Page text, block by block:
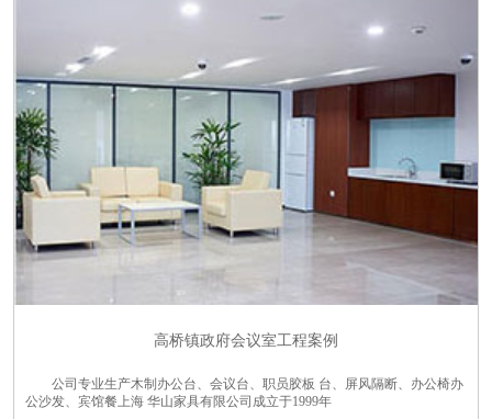
高桥镇政府会议室工程案例
公司专业生产木制办公台、会议台、职员胶板 台、屏风隔断、办公椅办
公沙发、宾馆餐上海 华山家具有限公司成立于1999年